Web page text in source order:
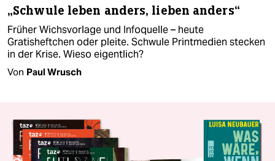
„Schwule leben anders, lieben anders“
Früher Wichsvorlage und Infoquelle – heute
Gratisheftchen oder pleite. Schwule Printmedien stecken
in der Krise. Wieso eigentlich?
Von Paul Wrusch